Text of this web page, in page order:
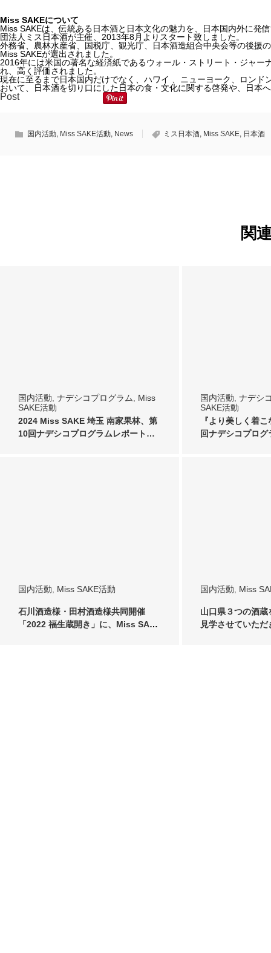
Miss SAKEについて
Miss SAKEは、伝統ある日本酒と日本文化の魅力を、日本国内外に発
団法人ミス日本酒が主催、2013年8月よりスタート致しました。
外務省、農林水産省、国税庁、観光庁、日本酒造組合中央会等の後
Miss SAKEが選出されました。
2016年には米国の著名な経済紙であるウォール・ストリート・ジャ
れ、高く評価されました。
現在に至るまで日本国内だけでなく、ハワイ 、ニューヨーク、ロン
おいて、日本酒を切り口にした日本の食・文化に関する啓発や、日本
Post
国内活動, Miss SAKE活動, News ミス日本酒, Miss SAKE, 日本酒
関
国内活動 ナデシコプログラム
Miss
SAKE活動
2024 Miss SAKE 埼玉 南家果林、第
10回ナデシコプログラムレポート…
国内活動 ナデシ
SAKE活動
『より美しく着
回ナデシコプログ
国内活動 Miss SAKE活動
石川酒造様・田村酒造様共同開催
「2022 福生蔵開き」に、Miss SAKE
国内活動 Miss
山口県３つの酒
見学させていた